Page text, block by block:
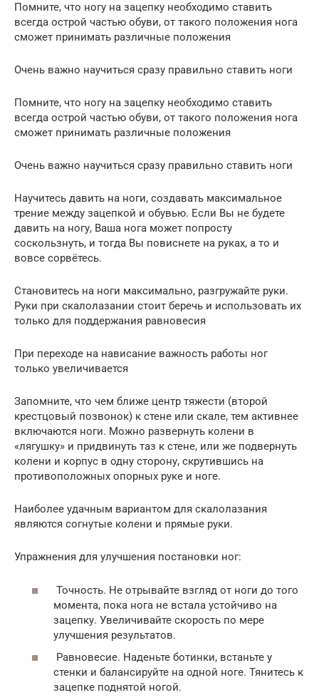
Помните, что ногу на зацепку необходимо ставить
всегда острой частью обуви, от такого положения нога
сможет принимать различные положения
Очень важно научиться сразу правильно ставить ноги
Помните, что ногу на зацепку необходимо ставить
всегда острой частью обуви, от такого положения нога
сможет принимать различные положения
Очень важно научиться сразу правильно ставить ноги
Научитесь давить на ноги, создавать максимальное
трение между зацепкой и обувью. Если Вы не будете
давить на ногу, Ваша нога может попросту
соскользнуть, и тогда Вы повиснете на руках, а то и
вовсе сорвётесь.
Становитесь на ноги максимально, разгружайте руки.
Руки при скалолазании стоит беречь и использовать их
только для поддержания равновесия
При переходе на нависание важность работы ног
только увеличивается
Запомните, что чем ближе центр тяжести (второй
крестцовый позвонок) к стене или скале, тем активнее
включаются ноги. Можно развернуть колени в
«лягушку» и придвинуть таз к стене, или же подвернуть
колени и корпус в одну сторону, скрутившись на
противоположных опорных руке и ноге.
Наиболее удачным вариантом для скалолазания
являются согнутые колени и прямые руки.
Упражнения для улучшения постановки ног:
Точность. Не отрывайте взгляд от ноги до того
момента, пока нога не встала устойчиво на
зацепку. Увеличивайте скорость по мере
улучшения результатов.
Равновесие. Наденьте ботинки, встаньте у
стенки и балансируйте на одной ноге. Тянитесь к
зацепке поднятой ногой.